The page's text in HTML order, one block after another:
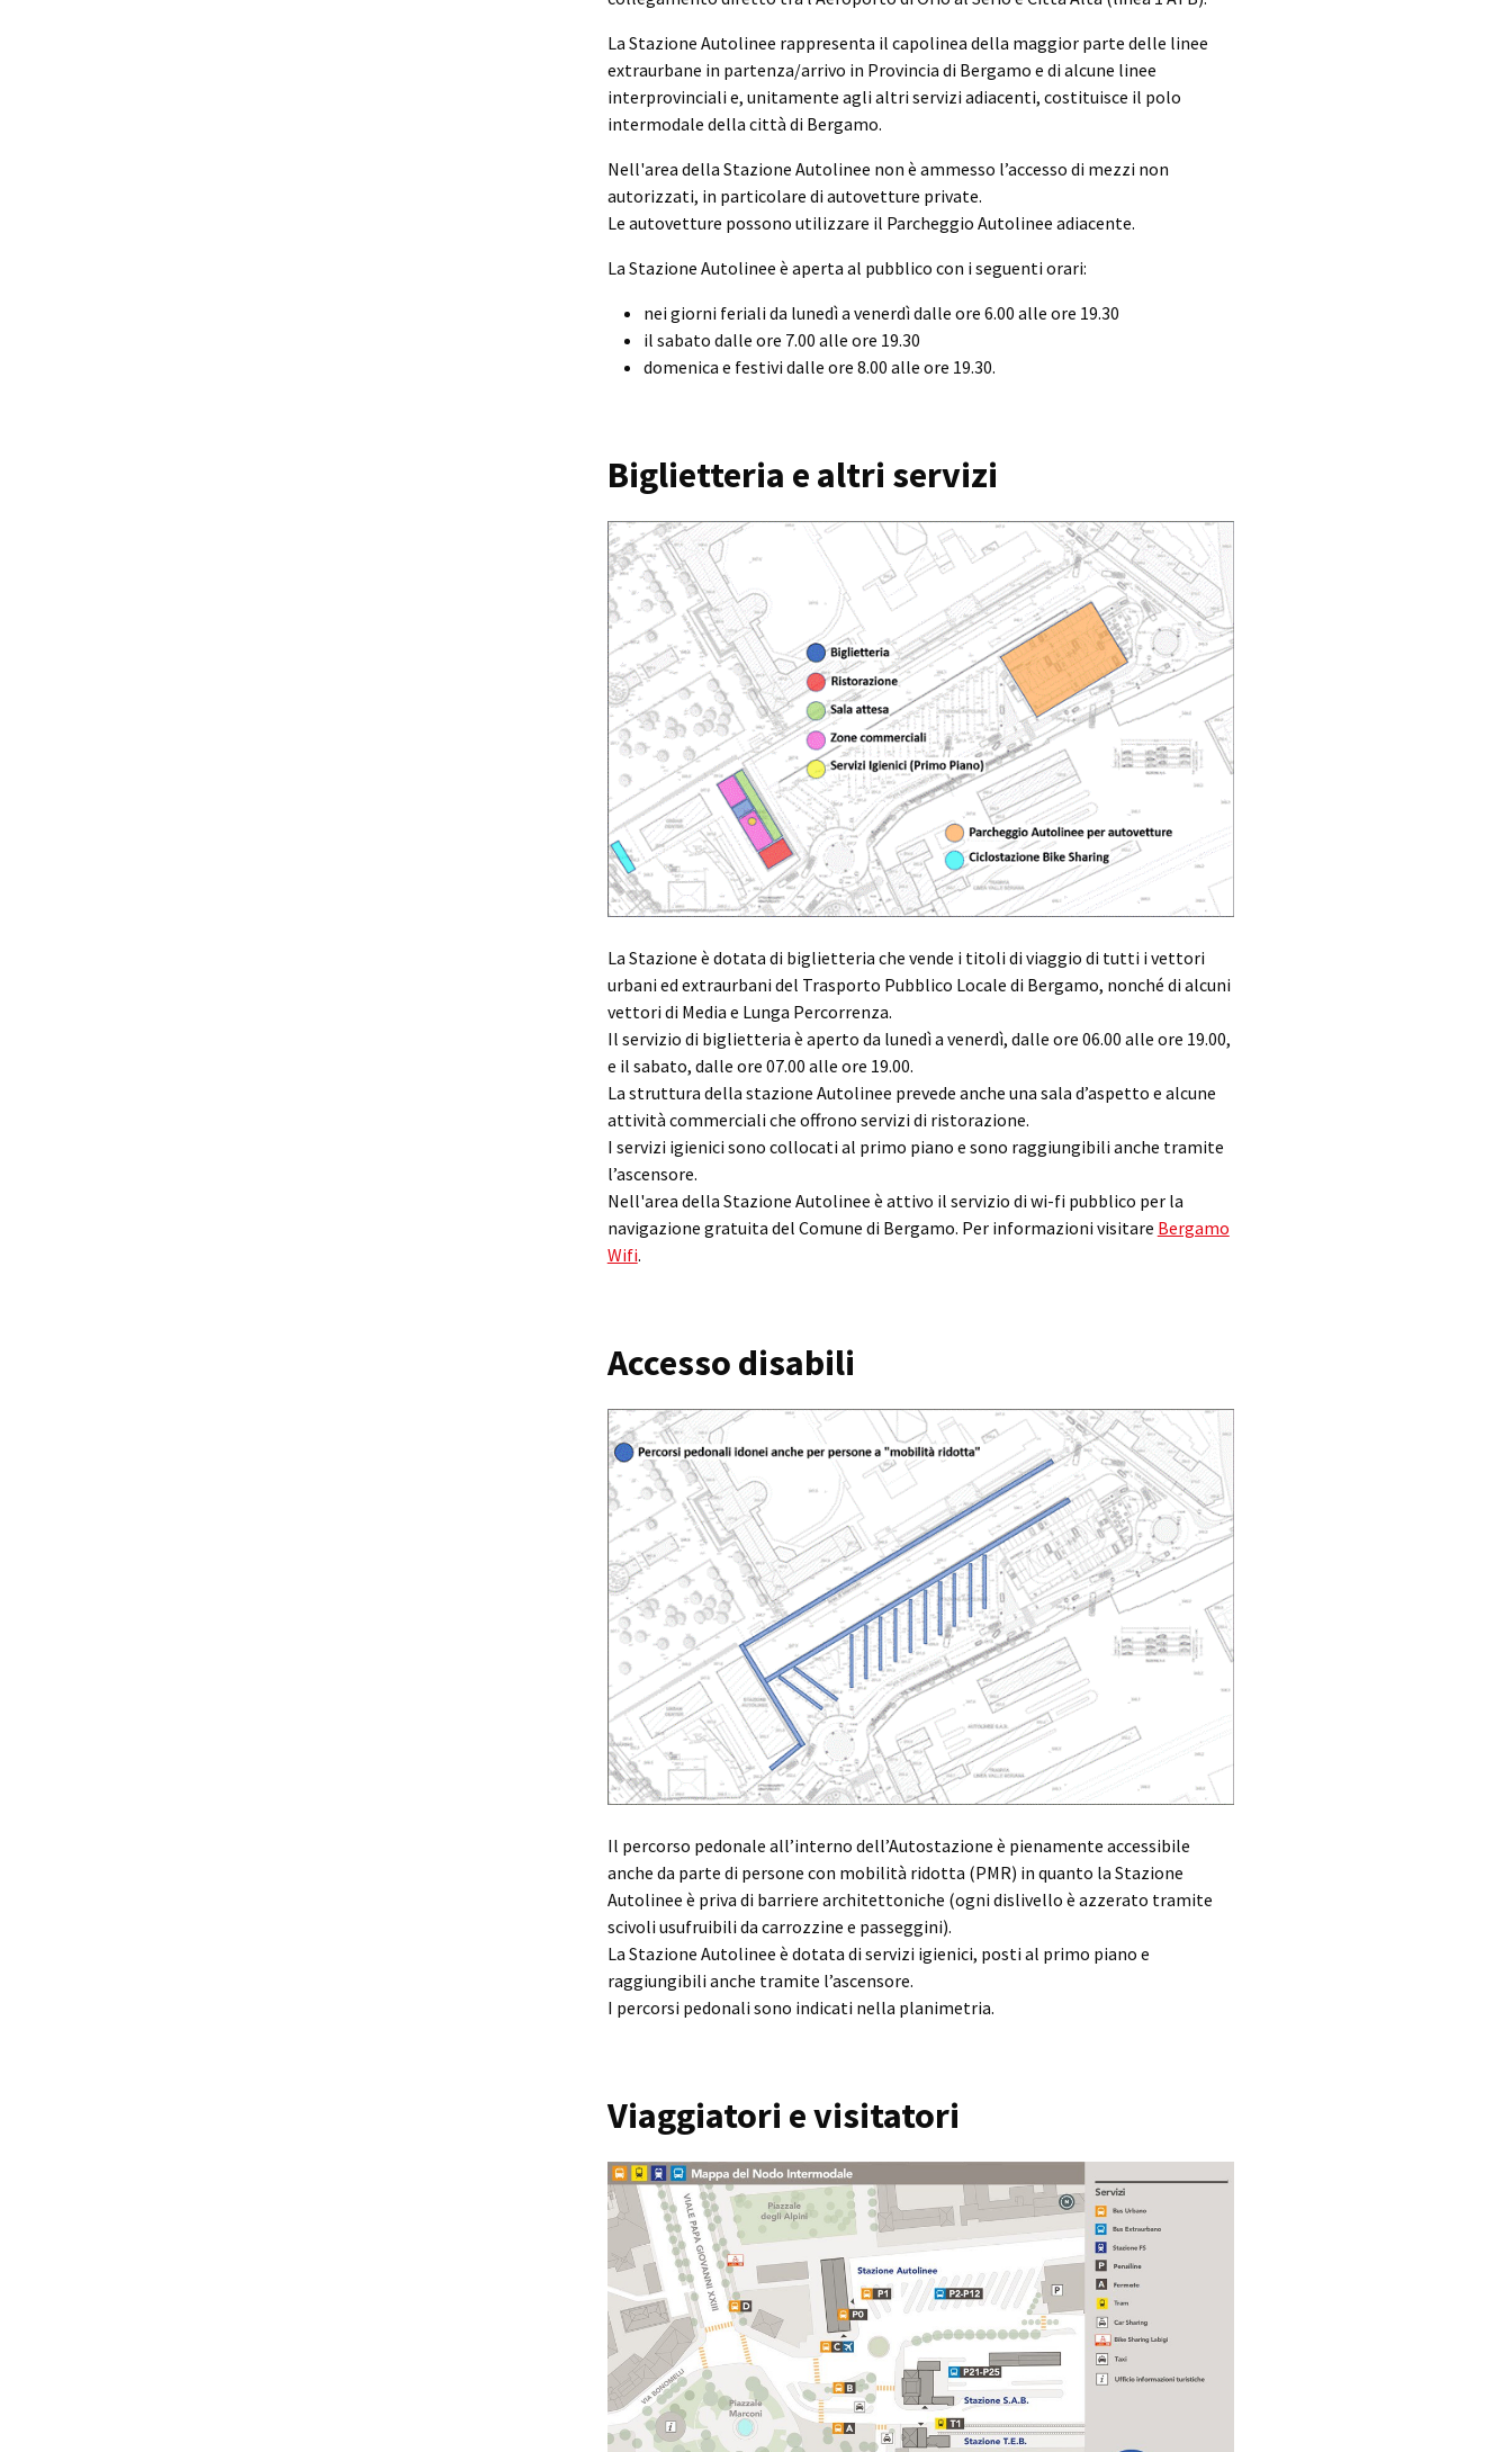
La Stazione Autolinee rappresenta il capolinea della maggior parte delle linee
extraurbane in partenza/arrivo in Provincia di Bergamo e di alcune linee
interprovinciali e, unitamente agli altri servizi adiacenti, costituisce il polo
intermodale della città di Bergamo.
Nell'area della Stazione Autolinee non è ammesso l’accesso di mezzi non
autorizzati, in particolare di autovetture private.
Le autovetture possono utilizzare il Parcheggio Autolinee adiacente.
La Stazione Autolinee è aperta al pubblico con i seguenti orari:
nei giorni feriali da lunedì a venerdì dalle ore 6.00 alle ore 19.30
il sabato dalle ore 7.00 alle ore 19.30
domenica e festivi dalle ore 8.00 alle ore 19.30.
Biglietteria e altri servizi
La Stazione è dotata di biglietteria che vende i titoli di viaggio di tutti i vettori
urbani ed extraurbani del Trasporto Pubblico Locale di Bergamo, nonché di alcuni
vettori di Media e Lunga Percorrenza.
Il servizio di biglietteria è aperto da lunedì a venerdì, dalle ore 06.00 alle ore 19.00,
e il sabato, dalle ore 07.00 alle ore 19.00.
La struttura della stazione Autolinee prevede anche una sala d’aspetto e alcune
attività commerciali che offrono servizi di ristorazione.
I servizi igienici sono collocati al primo piano e sono raggiungibili anche tramite
l’ascensore.
Nell'area della Stazione Autolinee è attivo il servizio di wi-fi pubblico per la
navigazione gratuita del Comune di Bergamo. Per informazioni visitare Bergamo
Wifi.
Accesso disabili
Il percorso pedonale all’interno dell’Autostazione è pienamente accessibile
anche da parte di persone con mobilità ridotta (PMR) in quanto la Stazione
Autolinee è priva di barriere architettoniche (ogni dislivello è azzerato tramite
scivoli usufruibili da carrozzine e passeggini).
La Stazione Autolinee è dotata di servizi igienici, posti al primo piano e
raggiungibili anche tramite l’ascensore.
I percorsi pedonali sono indicati nella planimetria.
Viaggiatori e visitatori